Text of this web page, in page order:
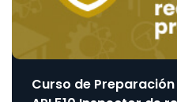
Curso de